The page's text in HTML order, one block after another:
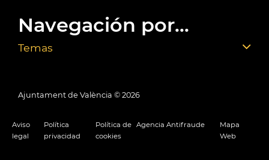
Navegación por...
Temas
Ajuntament de València © 2026
Aviso
legal
Política
privacidad
Política de
cookies
Agencia Antifraude
Mapa
Web